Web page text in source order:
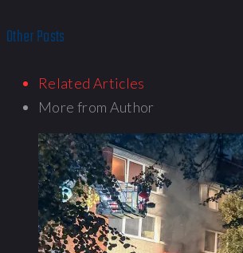
Other Posts
Related Articles
More from Author